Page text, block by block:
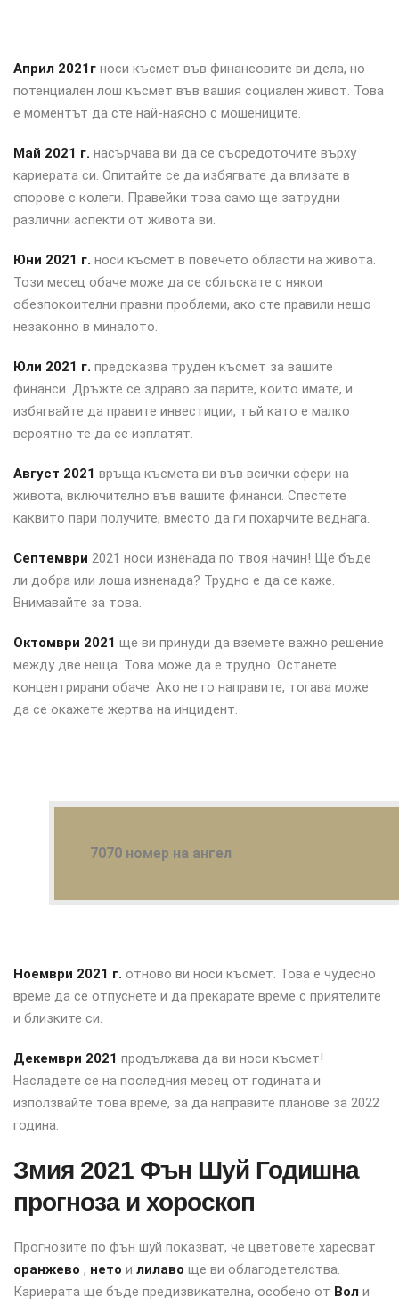
Април 2021г носи късмет във финансовите ви дела, но
потенциален лош късмет във вашия социален живот. Това
е моментът да сте най-наясно с мошениците.
Май 2021 г. насърчава ви да се съсредоточите върху
кариерата си. Опитайте се да избягвате да влизате в
спорове с колеги. Правейки това само ще затрудни
различни аспекти от живота ви.
Юни 2021 г. носи късмет в повечето области на живота.
Този месец обаче може да се сблъскате с някои
обезпокоителни правни проблеми, ако сте правили нещо
незаконно в миналото.
Юли 2021 г. предсказва труден късмет за вашите
финанси. Дръжте се здраво за парите, които имате, и
избягвайте да правите инвестиции, тъй като е малко
вероятно те да се изплатят.
Август 2021 връща късмета ви във всички сфери на
живота, включително във вашите финанси. Спестете
каквито пари получите, вместо да ги похарчите веднага.
Септември 2021 носи изненада по твоя начин! Ще бъде
ли добра или лоша изненада? Трудно е да се каже.
Внимавайте за това.
Октомври 2021 ще ви принуди да вземете важно решение
между две неща. Това може да е трудно. Останете
концентрирани обаче. Ако не го направите, тогава може
да се окажете жертва на инцидент.
7070 номер на ангел
Ноември 2021 г. отново ви носи късмет. Това е чудесно
време да се отпуснете и да прекарате време с приятелите
и близките си.
Декември 2021 продължава да ви носи късмет!
Насладете се на последния месец от годината и
използвайте това време, за да направите планове за 2022
година.
Змия 2021 Фън Шуй Годишна
прогноза и хороскоп
Прогнозите по фън шуй показват, че цветовете харесват
оранжево , нето и лилаво ще ви облагодетелства.
Кариерата ще бъде предизвикателна, особено от Вол и